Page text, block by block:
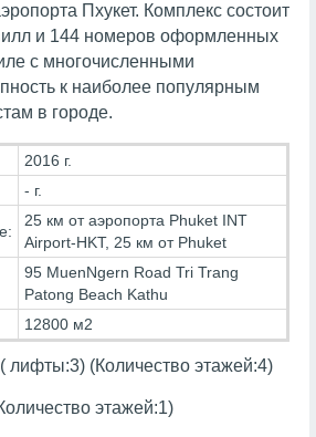
Пхукет. Комплекс состоит
и 144 номеров оформленных
с многочисленными
к наиболее популярным
в городе.
2016 г.
- г.
25 км от аэропорта Phuket INT
Airport-HKT, 25 км от Phuket
95 MuenNgern Road Tri Trang
Patong Beach Kathu
12800 м2
лифты:3) (Количество этажей:4)
этажей:1)